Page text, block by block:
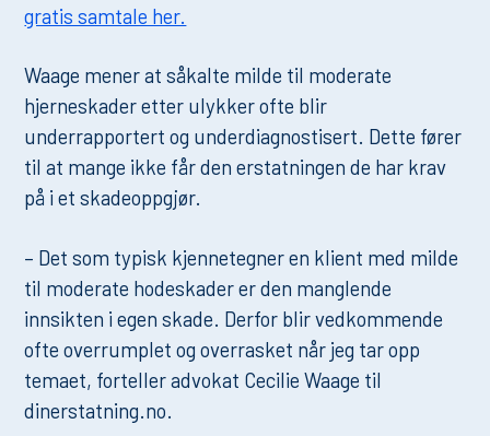
gratis samtale her.
Waage mener at såkalte milde til moderate
hjerneskader etter ulykker ofte blir
underrapportert og underdiagnostisert. Dette fører
til at mange ikke får den erstatningen de har krav
på i et skadeoppgjør.
– Det som typisk kjennetegner en klient med milde
til moderate hodeskader er den manglende
innsikten i egen skade. Derfor blir vedkommende
ofte overrumplet og overrasket når jeg tar opp
temaet, forteller advokat Cecilie Waage til
dinerstatning.no.